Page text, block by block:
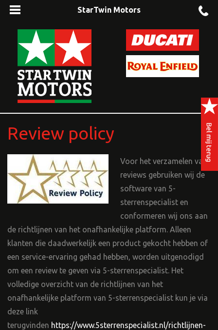
StarTwin Motors
Review policy
Voor het verzamelen van
reviews gebruiken wij de
software van 5-
sterrenspecialist en
conformeren wij ons aan
de richtlijnen van het onafhankelijke platform. Alleen
klanten die daadwerkelijk een product gekocht hebben of
een service-ervaring gehad hebben, worden uitgenodigd
om een review te geven via 5-sterrenspecialist. Het
volledige overzicht van de richtlijnen van het
onafhankelijke platform van 5-sterrenspecialist kun je via
deze link
terugvinden https://www.5sterrenspecialist.nl/richtlijnen-